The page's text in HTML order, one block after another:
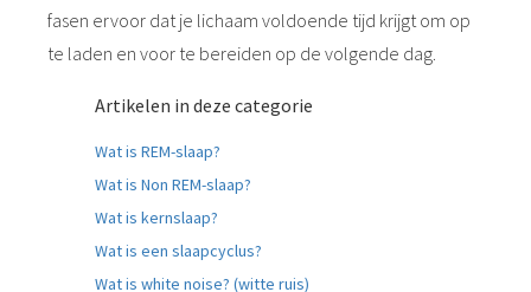
fasen ervoor dat je lichaam voldoende tijd krijgt om op
te laden en voor te bereiden op de volgende dag.
Artikelen in deze categorie
Wat is REM-slaap?
Wat is Non REM-slaap?
Wat is kernslaap?
Wat is een slaapcyclus?
Wat is white noise? (witte ruis)